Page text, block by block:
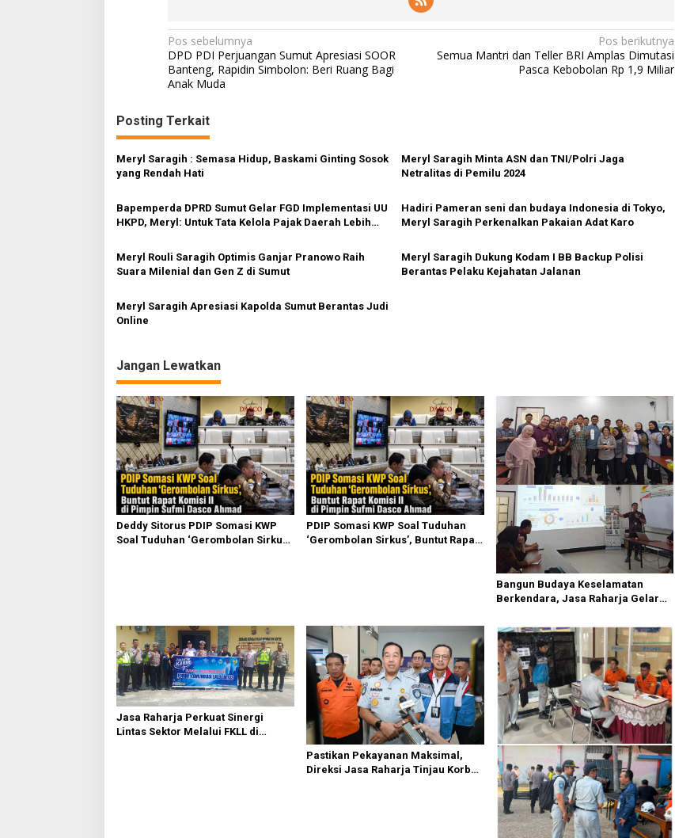
N
a
v
i
g
a
s
i
p
s
Pos sebelumnya
DPD PDI Perjuangan Sumut Apresiasi SOOR
Banteng, Rapidin Simbolon: Beri Ruang Bagi
Anak Muda
Pos berikutnya
Semua Mantri dan Teller BRI Amplas Dimutasi
Pasca Kebobolan Rp 1,9 Miliar
Posting Terkait
Meryl Saragih : Semasa Hidup, Baskami Ginting Sosok
yang Rendah Hati
Meryl Saragih Minta ASN dan TNI/Polri Jaga
Netralitas di Pemilu 2024
Bapemperda DPRD Sumut Gelar FGD Implementasi UU
HKPD, Meryl: Untuk Tata Kelola Pajak Daerah Lebih
Hadiri Pameran seni dan budaya Indonesia di Tokyo,
Meryl Saragih Perkenalkan Pakaian Adat Karo
Meryl Rouli Saragih Optimis Ganjar Pranowo Raih
Suara Milenial dan Gen Z di Sumut
Meryl Saragih Dukung Kodam I BB Backup Polisi
Berantas Pelaku Kejahatan Jalanan
Meryl Saragih Apresiasi Kapolda Sumut Berantas Judi
Online
Jangan Lewatkan
Deddy Sitorus PDIP Somasi KWP
Soal Tuduhan ‘Gerombolan Sirkus’,
PDIP Somasi KWP Soal Tuduhan
‘Gerombolan Sirkus’, Buntut Rapat
Bangun Budaya Keselamatan
Berkendara, Jasa Raharja Gelar
Medan Industri
Jasa Raharja Perkuat Sinergi
Lintas Sektor Melalui FKLL di
Pastikan Pekayanan Maksimal,
Direksi Jasa Raharja Tinjau Korban